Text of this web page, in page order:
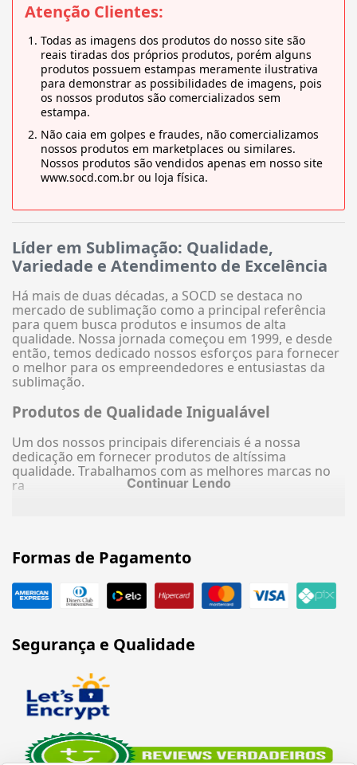
Atenção Clientes:
Todas as imagens dos produtos do nosso site são
reais tiradas dos próprios produtos, porém alguns
produtos possuem estampas meramente ilustrativa
para demonstrar as possibilidades de imagens, pois
os nossos produtos são comercializados sem
estampa.
Não caia em golpes e fraudes, não comercializamos
nossos produtos em marketplaces ou similares.
Nossos produtos são vendidos apenas em nosso site
www.socd.com.br ou loja física.
Líder em Sublimação: Qualidade,
Variedade e Atendimento de Excelência
Há mais de duas décadas, a SOCD se destaca no
mercado de sublimação como a principal referência
para quem busca produtos e insumos de alta
qualidade. Nossa jornada começou em 1999, e desde
então, temos dedicado nossos esforços para fornecer
o melhor para os empreendedores e entusiastas da
sublimação.
Produtos de Qualidade Inigualável
Um dos nossos principais diferenciais é a nossa
dedicação em fornecer produtos de altíssima
qualidade. Trabalhamos com as melhores marcas no
ra
Continuar Lendo
Formas de Pagamento
Segurança e Qualidade